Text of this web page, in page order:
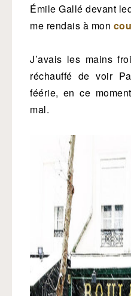
Émile Gallé devant
me rendais à mon
J’avais les mains
réchauffé de voir
féérie, en ce
mal.